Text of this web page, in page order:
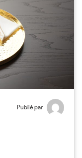
Publié par